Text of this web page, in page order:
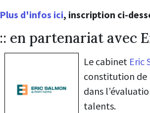
Plus d'infos ici, inscription ci-
:: en partenariat avec
Le cabinet Eric
constitution de
dans
talents.